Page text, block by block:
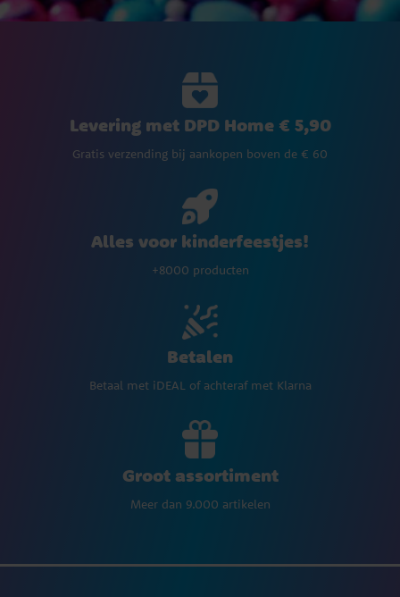
Levering met DPD Home € 5,90
Gratis verzending bij aankopen boven de € 60
Alles voor kinderfeestjes!
+8000 producten
Betalen
Betaal met iDEAL of achteraf met Klarna
Groot assortiment
Meer dan 9.000 artikelen